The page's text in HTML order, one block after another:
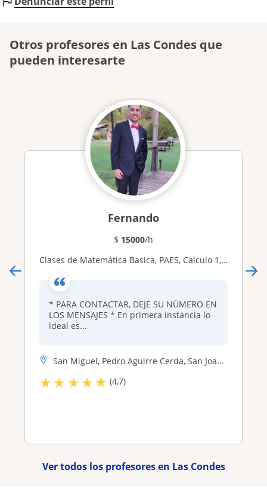
Otros profesores en Las Condes que
pueden interesarte
Fernando
$ 15000/h
Clases de Matemática Basica, PAES, Calculo 1, 2 y 3 y Realización de trabajos *Deje su número en los mensajes
* PARA CONTACTAR, DEJE SU NÚMERO EN
LOS MENSAJES * En primera instancia lo
ideal es...
San Miguel, Pedro Aguirre Cerda, San Joaquin, Maipu, Las Condes, La Ci...
★★ ★★★ (4,7)
Ver todos los profesores en Las Condes